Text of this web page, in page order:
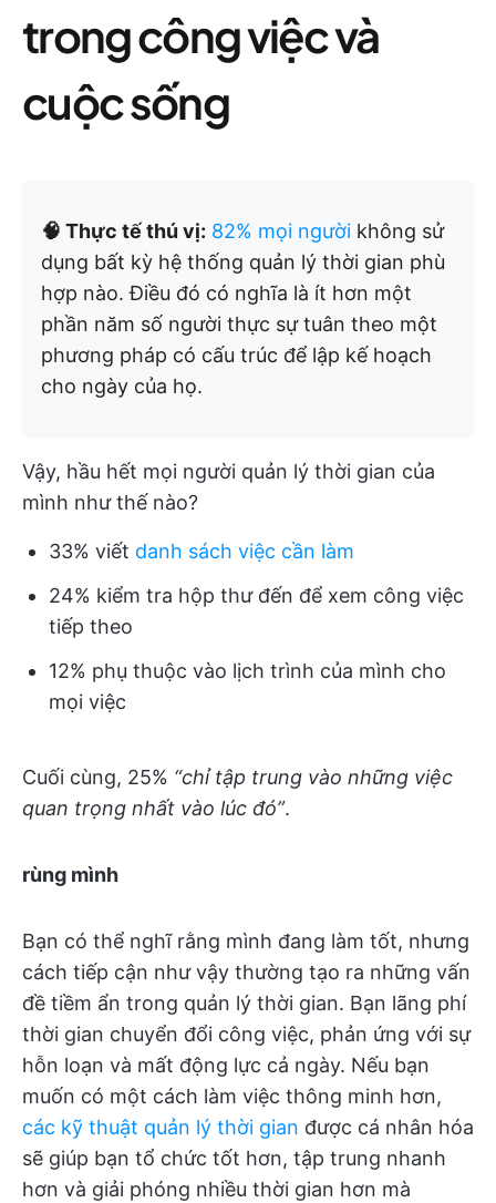
trong công việc và
cuộc sống
🧠 Thực tế thú vị: 82% mọi người không sử
dụng bất kỳ hệ thống quản lý thời gian phù
hợp nào. Điều đó có nghĩa là ít hơn một
phần năm số người thực sự tuân theo một
phương pháp có cấu trúc để lập kế hoạch
cho ngày của họ.
Vậy, hầu hết mọi người quản lý thời gian của
mình như thế nào?
33% viết danh sách việc cần làm
24% kiểm tra hộp thư đến để xem công việc
tiếp theo
12% phụ thuộc vào lịch trình của mình cho
mọi việc
Cuối cùng, 25% “chỉ tập trung vào những việc
quan trọng nhất vào lúc đó”.
rùng mình
Bạn có thể nghĩ rằng mình đang làm tốt, nhưng
cách tiếp cận như vậy thường tạo ra những vấn
đề tiềm ẩn trong quản lý thời gian. Bạn lãng phí
thời gian chuyển đổi công việc, phản ứng với sự
hỗn loạn và mất động lực cả ngày. Nếu bạn
muốn có một cách làm việc thông minh hơn,
các kỹ thuật quản lý thời gian được cá nhân hóa
sẽ giúp bạn tổ chức tốt hơn, tập trung nhanh
hơn và giải phóng nhiều thời gian hơn mà